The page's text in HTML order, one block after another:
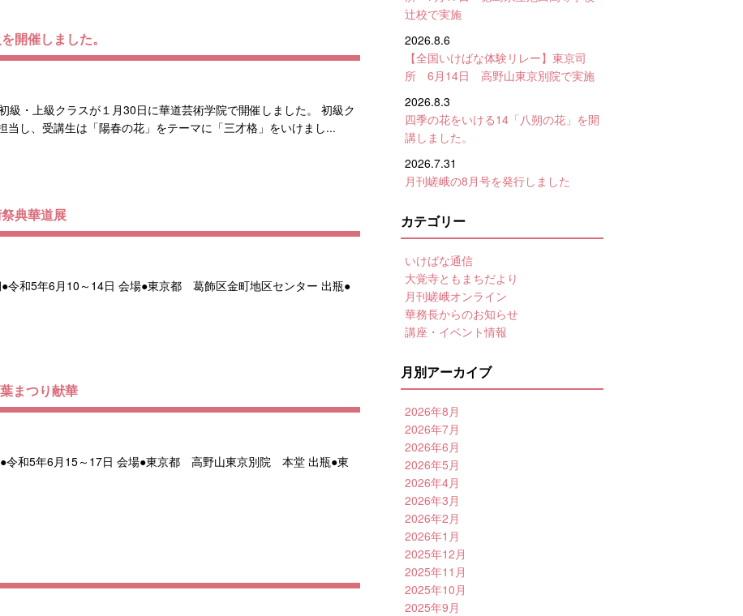
開催しました。
級・上級クラスが１月30日に華道芸術学院で開催しました。 初級ク
当し、受講生は「陽春の花」をテーマに「三才格」をいけまし...
典華道展
令和5年6月10～14日 会場●東京都 葛飾区金町地区センター 出瓶●
まつり献華
令和5年6月15～17日 会場●東京都 高野山東京別院 本堂 出瓶●東
辻校で実施
2026.8.6
【全国いけばな体験リレー】東京司
所 6月14日 高野山東京別院で実施
2026.8.3
四季の花をいける14「八朔の花」を開
講しました。
2026.7.31
月刊嵯峨の8月号を発行しました
カテゴリー
いけばな通信
大覚寺ともまちだより
月刊嵯峨オンライン
華務長からのお知らせ
講座・イベント情報
月別アーカイブ
2026年8月
2026年7月
2026年6月
2026年5月
2026年4月
2026年3月
2026年2月
2026年1月
2025年12月
2025年11月
2025年10月
2025年9月